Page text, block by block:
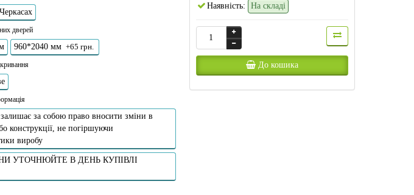
дверей
960*2040 мм +65 грн.
за собою право вносити зміни в
конструкції, не погіршуючи
виробу
УТОЧНЮЙТЕ В ДЕНЬ КУПІВЛІ
Наявність: На складі
До кошика